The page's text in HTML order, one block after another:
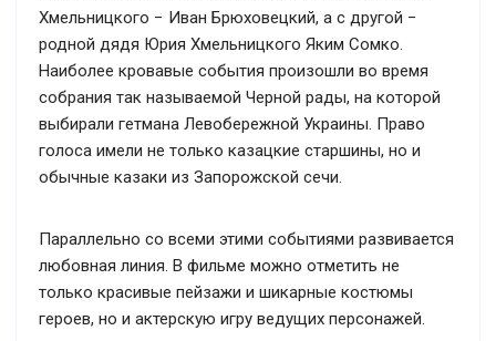
Хмельницкого − Иван Брюховецкий, а с другой −
родной дядя Юрия Хмельницкого Яким Сомко.
Наиболее кровавые события произошли во время
собрания так называемой Черной рады, на которой
выбирали гетмана Левобережной Украины. Право
голоса имели не только казацкие старшины, но и
обычные казаки из Запорожской сечи.
Параллельно со всеми этими событиями развивается
любовная линия. В фильме можно отметить не
только красивые пейзажи и шикарные костюмы
героев, но и актерскую игру ведущих персонажей.